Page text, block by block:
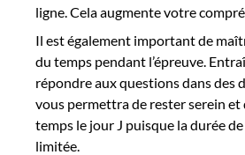
ligne. Cela augmente votre
Il est également important de
du temps pendant l’épreuve.
répondre aux questions dans des
vous permettra de rester serein et
temps le jour J puisque la durée de
limitée.